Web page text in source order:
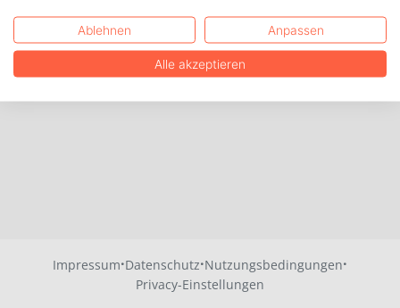
Impressum·Datenschutz·Nutzungsbedingungen·
Privacy-Einstellungen
Ablehnen Anpassen
Alle akzeptieren